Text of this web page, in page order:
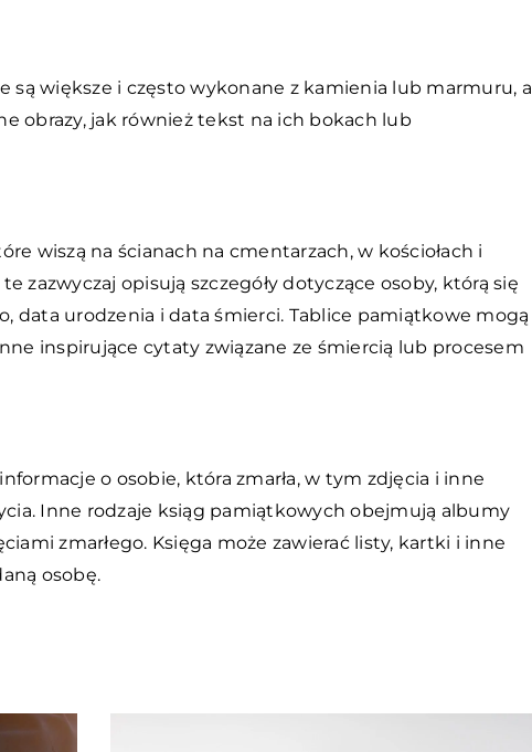
są większe i często wykonane z kamienia lub marmuru, a
obrazy, jak również tekst na ich bokach lub
wiszą na ścianach na cmentarzach, w kościołach i
zazwyczaj opisują szczegóły dotyczące osoby, którą się
data urodzenia i data śmierci. Tablice pamiątkowe mogą
inspirujące cytaty związane ze śmiercią lub procesem
o osobie, która zmarła, w tym zdjęcia i inne
Inne rodzaje ksiąg pamiątkowych obejmują albumy
zmarłego. Księga może zawierać listy, kartki i inne
osobę.